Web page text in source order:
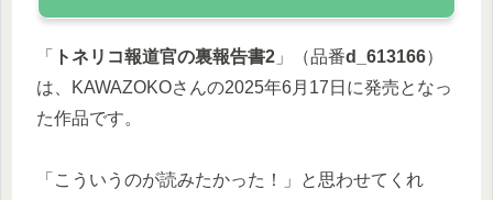
「 トネリコ報道官の裏報告書2 」（品番d_613166）
は、KAWAZOKOさんの2025年6月17日に発売となっ
た作品です。
「こういうのが読みたかった！」と思わせてくれ